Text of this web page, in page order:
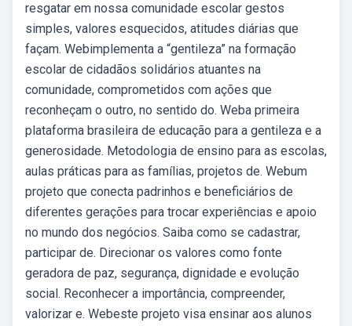
resgatar em nossa comunidade escolar gestos
simples, valores esquecidos, atitudes diárias que
façam. Webimplementa a “gentileza” na formação
escolar de cidadãos solidários atuantes na
comunidade, comprometidos com ações que
reconheçam o outro, no sentido do. Weba primeira
plataforma brasileira de educação para a gentileza e a
generosidade. Metodologia de ensino para as escolas,
aulas práticas para as famílias, projetos de. Webum
projeto que conecta padrinhos e beneficiários de
diferentes gerações para trocar experiências e apoio
no mundo dos negócios. Saiba como se cadastrar,
participar de. Direcionar os valores como fonte
geradora de paz, segurança, dignidade e evolução
social. Reconhecer a importância, compreender,
valorizar e. Webeste projeto visa ensinar aos alunos